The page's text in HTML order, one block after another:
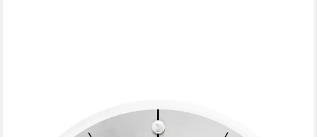
Funkwanduhr (Quarzuhr, Wanduhr, Made in Germany,